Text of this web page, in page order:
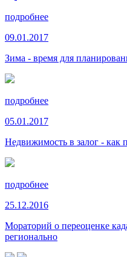
подробнее
09.01.2017
Зима - время для
подробнее
05.01.2017
Недвижимость в залог - как
подробнее
25.12.2016
Мораторий о переоценке
регионально